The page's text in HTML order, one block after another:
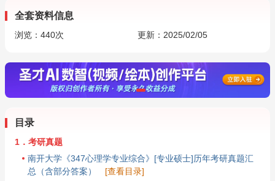
全套资料信息
浏览： 440次 更新：2025/02/05
目录
1．考研真题
南开大学《347心理学专业综合》[专业硕士]历年考研真题汇
总（含部分答案）
[查看目录]